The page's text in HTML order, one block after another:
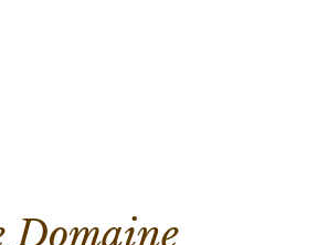
Domaine